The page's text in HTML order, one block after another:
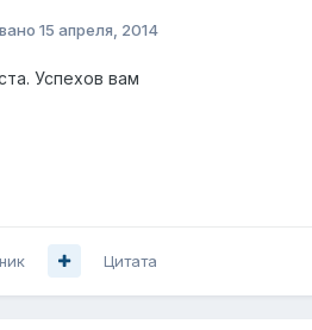
15 апреля, 2014
Успехов вам
Цитата